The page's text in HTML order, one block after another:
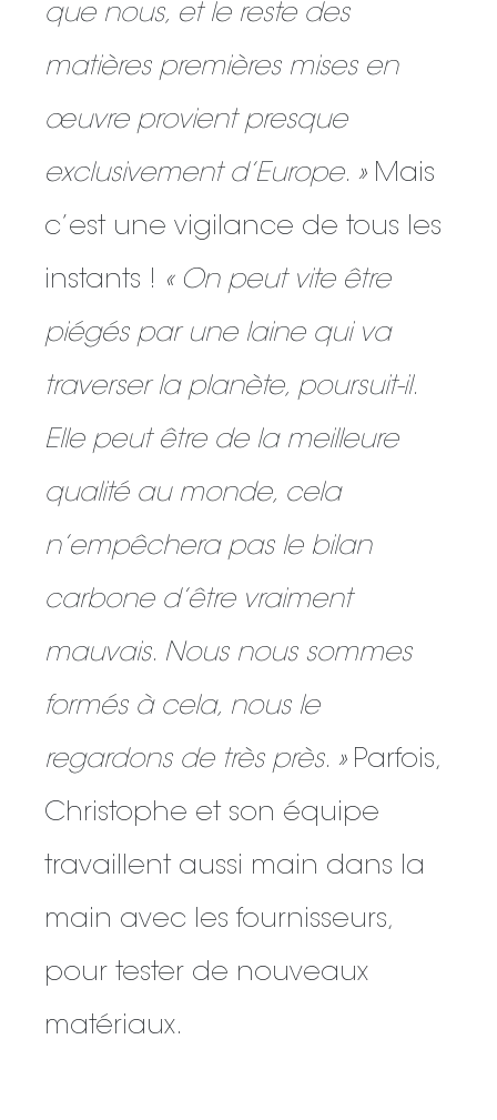
que nous, et le reste des
matières premières mises en
œuvre provient presque
exclusivement d’Europe. »Mais
c’est une vigilance de tous les
instants ! « On peut vite être
piégés par une laine qui va
traverser la planète, poursuit-il.
Elle peut être de la meilleure
qualité au monde, cela
n’empêchera pas le bilan
carbone d’être vraiment
mauvais. Nous nous sommes
formés à cela, nous le
regardons de très près. »Parfois,
Christophe et son équipe
travaillent aussi main dans la
main avec les fournisseurs,
pour tester de nouveaux
matériaux.